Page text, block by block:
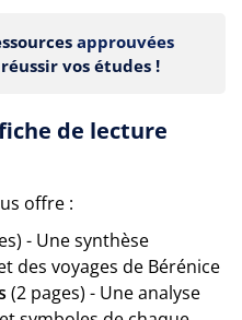
approuvées
vos études !
de lecture
offre :
- Une synthèse
des voyages de Bérénice
(2 pages) - Une analyse